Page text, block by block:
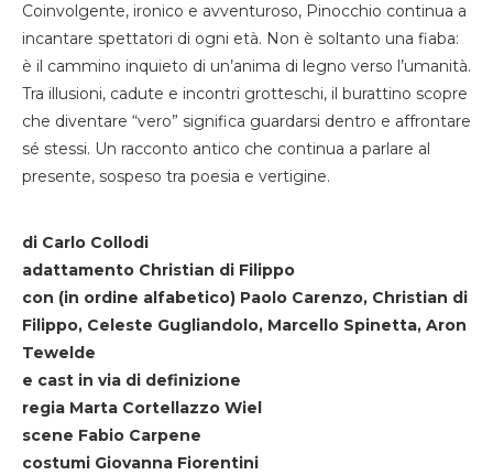
Coinvolgente, ironico e avventuroso, Pinocchio continua a
incantare spettatori di ogni età. Non è soltanto una fiaba:
è il cammino inquieto di un’anima di legno verso l’umanità.
Tra illusioni, cadute e incontri grotteschi, il burattino scopre
che diventare “vero” significa guardarsi dentro e affrontare
sé stessi. Un racconto antico che continua a parlare al
presente, sospeso tra poesia e vertigine.
di Carlo Collodi
adattamento Christian di Filippo
con (in ordine alfabetico) Paolo Carenzo, Christian di
Filippo, Celeste Gugliandolo, Marcello Spinetta, Aron
Tewelde
e cast in via di definizione
regia Marta Cortellazzo Wiel
scene Fabio Carpene
costumi Giovanna Fiorentini